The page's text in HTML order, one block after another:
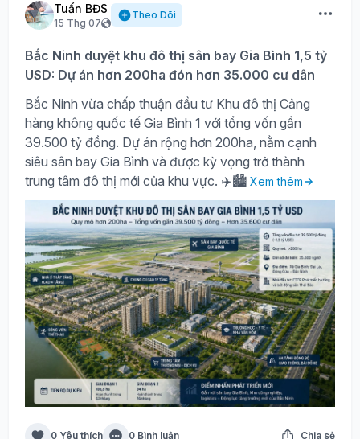
Tuấn BĐS
15 Thg 07
Theo Dõi
Bắc Ninh duyệt khu đô thị sân bay Gia Bình 1,5 tỷ
USD: Dự án hơn 200ha đón hơn 35.000 cư dân
Bắc Ninh vừa chấp thuận đầu tư Khu đô thị Cảng
hàng không quốc tế Gia Bình 1 với tổng vốn gần
39.500 tỷ đồng. Dự án rộng hơn 200ha, nằm cạnh
siêu sân bay Gia Bình và được kỳ vọng trở thành
trung tâm đô thị mới của khu vực. ✈️🏙️ Xem thêm
0 Yêu thích 0 Bình luận Chia sẻ